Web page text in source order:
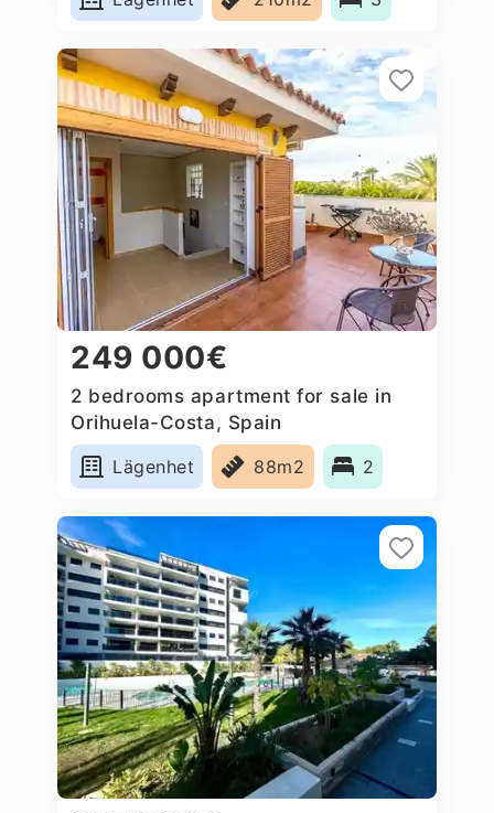
249 000€
2 bedrooms apartment for sale in
Orihuela-Costa, Spain
Lägenhet
88m2 2